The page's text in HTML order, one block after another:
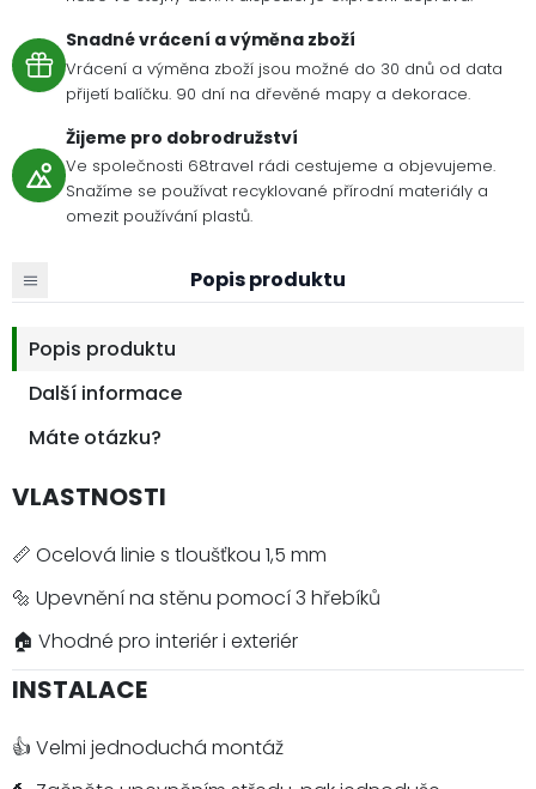
Snadné vrácení a výměna zboží
Vrácení a výměna zboží jsou možné do 30 dnů od data
přijetí balíčku. 90 dní na dřevěné mapy a dekorace.
Žijeme pro dobrodružství
Ve společnosti 68travel rádi cestujeme a objevujeme.
Snažíme se používat recyklované přírodní materiály a
omezit používání plastů.
Popis produktu
Popis produktu
Další informace
Máte otázku?
VLASTNOSTI
📏 Ocelová linie s tloušťkou 1,5 mm
🔩 Upevnění na stěnu pomocí 3 hřebíků
🏠 Vhodné pro interiér i exteriér
INSTALACE
👍 Velmi jednoduchá montáž